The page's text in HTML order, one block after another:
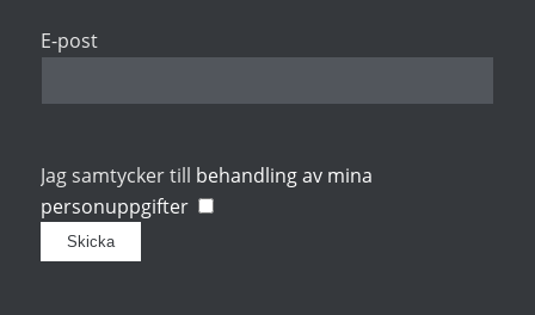
E-post
Jag samtycker till behandling av mina
personuppgifter